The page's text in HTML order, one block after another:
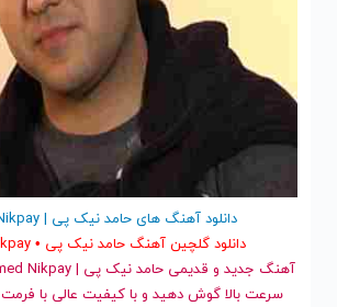
دانلود آهنگ های حامد نیک پی | Hamed Nikpay
دانلود گلچین آهنگ حامد نیک پی • Hamed Nikpay
آهنگ جدید
سرعت بالا گوش دهید و با کیفیت عالی با فرمت mp3 دانلود کنید